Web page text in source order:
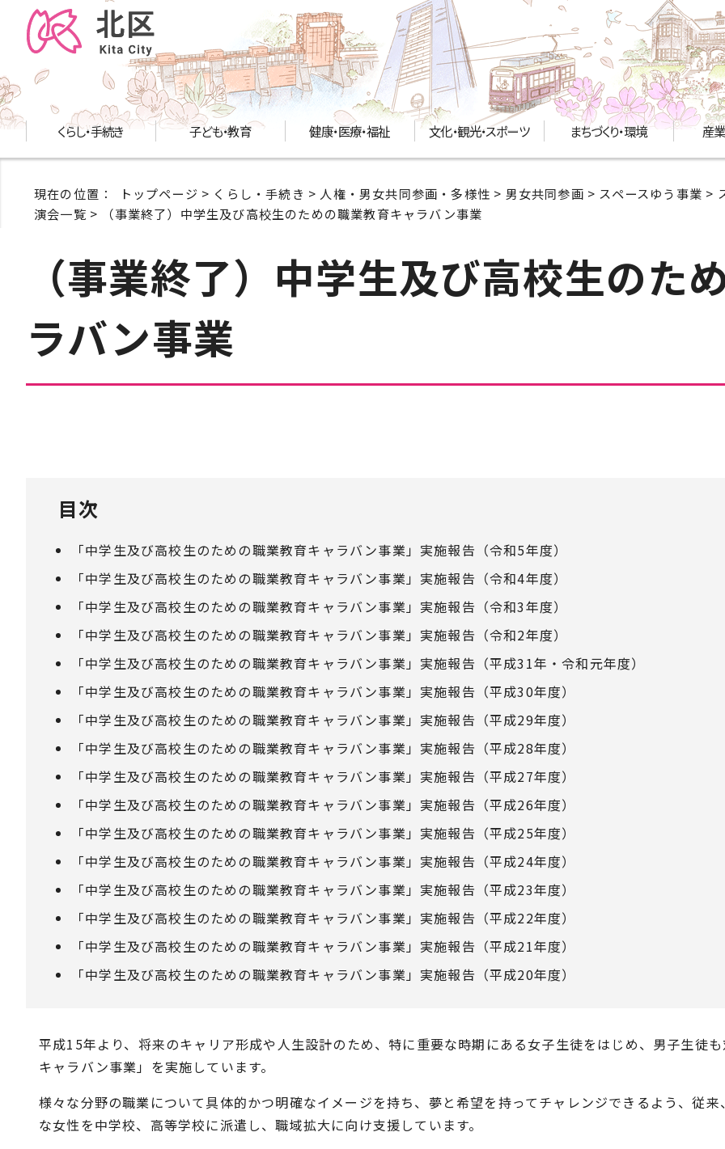
くらし・手続き 子ども・教育 健康・医療・福祉 文化・観光・スポーツ まちづくり・環境 産
現在の位置： トップページ > くらし・手続き > 人権・男女共同参画・多様性 > 男女共同参画 > スペースゆう事業 >
演会一覧 > （事業終了）中学生及び高校生のための職業教育キャラバン事業
（事業終了）中学生及び高校生のた
ラバン事業
目次
「中学生及び高校生のための職業教育キャラバン事業」実施報告（令和5年度）
「中学生及び高校生のための職業教育キャラバン事業」実施報告（令和4年度）
「中学生及び高校生のための職業教育キャラバン事業」実施報告（令和3年度）
「中学生及び高校生のための職業教育キャラバン事業」実施報告（令和2年度）
「中学生及び高校生のための職業教育キャラバン事業」実施報告（平成31年・令和元年度）
「中学生及び高校生のための職業教育キャラバン事業」実施報告（平成30年度）
「中学生及び高校生のための職業教育キャラバン事業」実施報告（平成29年度）
「中学生及び高校生のための職業教育キャラバン事業」実施報告（平成28年度）
「中学生及び高校生のための職業教育キャラバン事業」実施報告（平成27年度）
「中学生及び高校生のための職業教育キャラバン事業」実施報告（平成26年度）
「中学生及び高校生のための職業教育キャラバン事業」実施報告（平成25年度）
「中学生及び高校生のための職業教育キャラバン事業」実施報告（平成24年度）
「中学生及び高校生のための職業教育キャラバン事業」実施報告（平成23年度）
「中学生及び高校生のための職業教育キャラバン事業」実施報告（平成22年度）
「中学生及び高校生のための職業教育キャラバン事業」実施報告（平成21年度）
「中学生及び高校生のための職業教育キャラバン事業」実施報告（平成20年度）
平成15年より、将来のキャリア形成や人生設計のため、特に重要な時期にある女子生徒をはじめ、男子生徒
キャラバン事業」を実施しています。
様々な分野の職業について具体的かつ明確なイメージを持ち、夢と希望を持ってチャレンジできるよう、従
な女性を中学校、高等学校に派遣し、職域拡大に向け支援しています。